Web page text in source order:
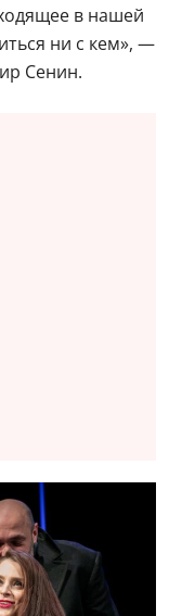
в нашей
ни с кем», —
Сенин.